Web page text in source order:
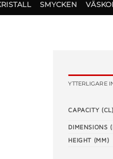
SMYCKEN
YTTERLIGARE
CAPACITY (CL)
DIMENSIONS
HEIGHT (MM)